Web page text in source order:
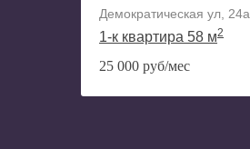
Демократическая ул, 24а
1-к квартира 58 м2
25 000 руб/мес